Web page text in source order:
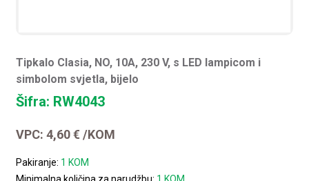
Tipkalo Clasia, NO, 10A, 230 V, s LED lampicom i
simbolom svjetla, bijelo
Šifra: RW4043
VPC:4,60€ /KOM
Pakiranje: 1 KOM
Minimalna količina za narudžbu: 1 KOM